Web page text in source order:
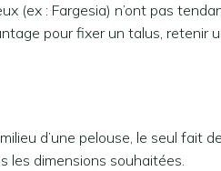
(ex : Fargesia) n’ont pas
pour fixer un talus,
d’une pelouse, le seul
les dimensions souhaitées.